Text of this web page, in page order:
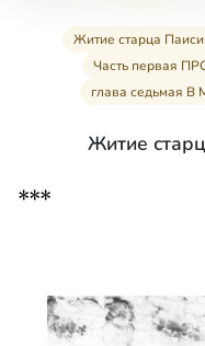
Житие старца
Часть первая
глава седьмая
Житие
***